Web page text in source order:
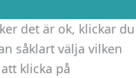
det är ok, klickar du
såklart välja vilken
klicka på